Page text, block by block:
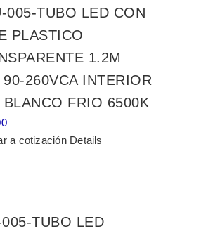
005-TUBO LED CON
PLASTICO
1.2M
90-260VCA INTERIOR
BLANCO FRIO 6500K
a cotización Details
TUBO LED